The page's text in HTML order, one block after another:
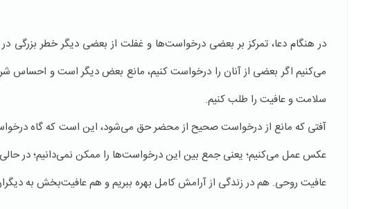
در هنگام دعا، تمرکز بر بعضی درخواست‌ها و غفلت از بعضی دیگر خطر
می‌کنیم اگر بعضی از آنان را درخواست کنیم، مانع بعض دیگر است و
سلامت و عافیت را طلب کنیم.
آفتی که مانع از درخواست صحیح از محضر حق می‌شود، این است که گاه
عکس عمل می‌کنیم؛ یعنی جمع بین این درخواست‌ها را ممکن نمی‌دانیم؛ در
عافیت روحی. هم در زندگی از آرامش کامل بهره ببریم و هم عافیت‌بخش به